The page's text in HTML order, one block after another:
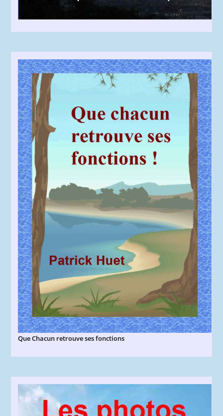
Que Chacun retrouve ses fonctions